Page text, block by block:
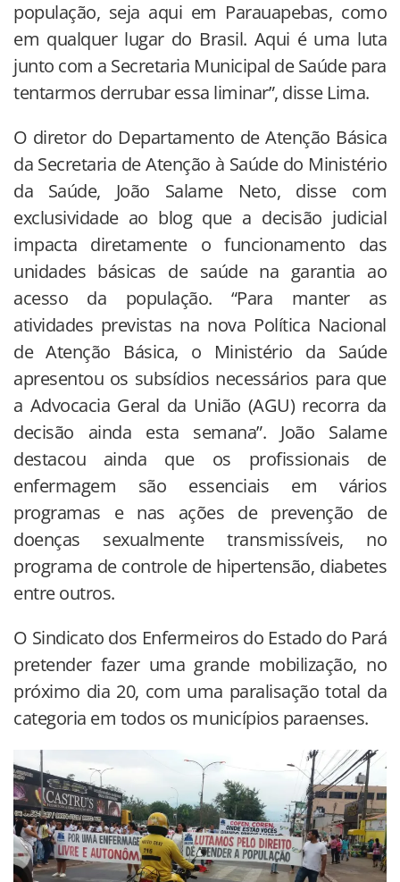
população, seja aqui em Parauapebas, como
em qualquer lugar do Brasil. Aqui é uma luta
junto com a Secretaria Municipal de Saúde para
tentarmos derrubar essa liminar”, disse Lima.
O diretor do Departamento de Atenção Básica
da Secretaria de Atenção à Saúde do Ministério
da Saúde, João Salame Neto, disse com
exclusividade ao blog que a decisão judicial
impacta diretamente o funcionamento das
unidades básicas de saúde na garantia ao
acesso da população. “Para manter as
atividades previstas na nova Política Nacional
de Atenção Básica, o Ministério da Saúde
apresentou os subsídios necessários para que
a Advocacia Geral da União (AGU) recorra da
decisão ainda esta semana”. João Salame
destacou ainda que os profissionais de
enfermagem são essenciais em vários
programas e nas ações de prevenção de
doenças sexualmente transmissíveis, no
programa de controle de hipertensão, diabetes
entre outros.
O Sindicato dos Enfermeiros do Estado do Pará
pretender fazer uma grande mobilização, no
próximo dia 20, com uma paralisação total da
categoria em todos os municípios paraenses.